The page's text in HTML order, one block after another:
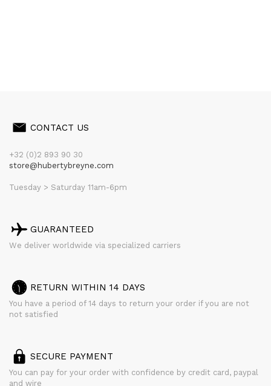
CONTACT US
+32 (0)2 893 90 30
store@hubertybreyne.com
Tuesday > Saturday 11am-6pm
GUARANTEED
We deliver worldwide via specialized carriers
RETURN WITHIN 14 DAYS
You have a period of 14 days to return your order if you are not
not satisfied
SECURE PAYMENT
You can pay for your order with confidence by credit card, paypal
and wire